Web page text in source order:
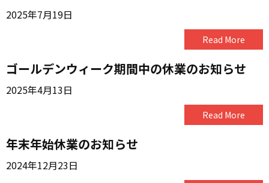
2025年7月19日
Read More
ゴールデンウィーク期間中の休業のお知らせ
2025年4月13日
Read More
年末年始休業のお知らせ
2024年12月23日